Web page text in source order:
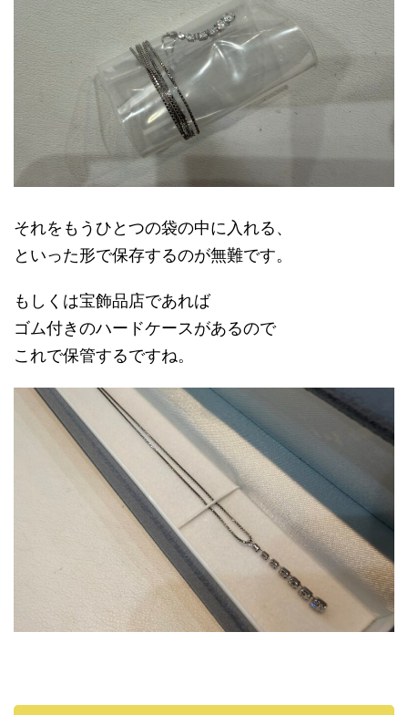
それをもうひとつの袋の中に入れる、
といった形で保存するのが無難です。
もしくは宝飾品店であれば
ゴム付きのハードケースがあるので
これで保管するですね。